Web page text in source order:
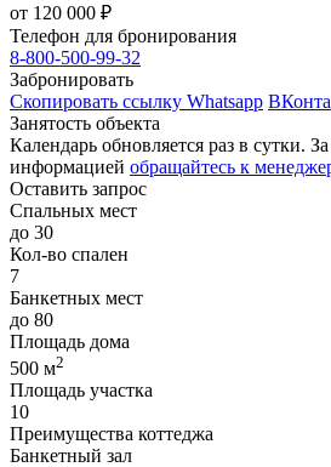
от 120 000 ₽
Телефон для бронирования
8-800-500-99-32
Забронировать
Скопировать ссылку Whatsapp
Занятость объекта
Календарь обновляется раз в сутки.
информацией обращайтесь к
Оставить запрос
Спальных мест
до 30
Кол-во спален
7
Банкетных мест
до 80
Площадь дома
500 м2
Площадь участка
10
Преимущества коттеджа
Банкетный зал